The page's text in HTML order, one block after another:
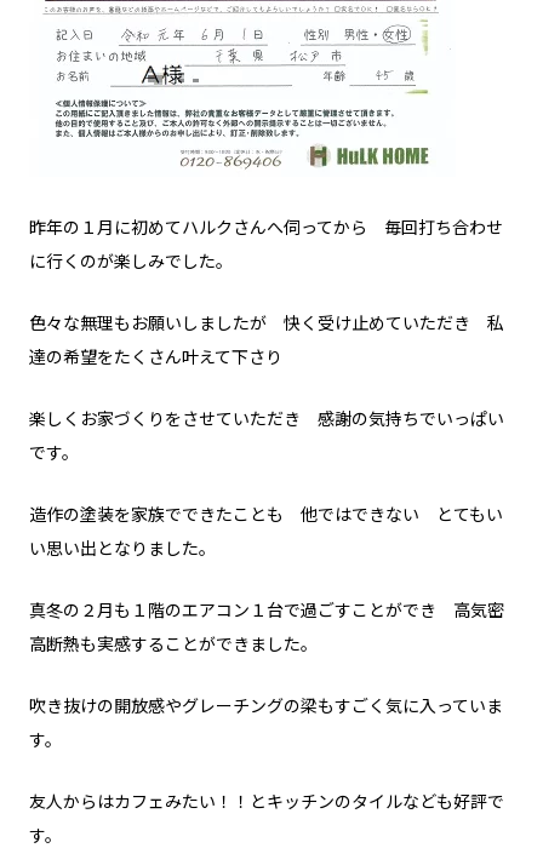
昨年の１月に初めてハルクさんへ伺ってから 毎回打ち合わせ
に行くのが楽しみでした。
色々な無理もお願いしましたが 快く受け止めていただき 私
達の希望をたくさん叶えて下さり
楽しくお家づくりをさせていただき 感謝の気持ちでいっぱい
です。
造作の塗装を家族でできたことも 他ではできない とてもい
い思い出となりました。
真冬の２月も１階のエアコン１台で過ごすことができ 高気密
高断熱も実感することができました。
吹き抜けの開放感やグレーチングの梁もすごく気に入っていま
す。
友人からはカフェみたい！！とキッチンのタイルなども好評で
す。